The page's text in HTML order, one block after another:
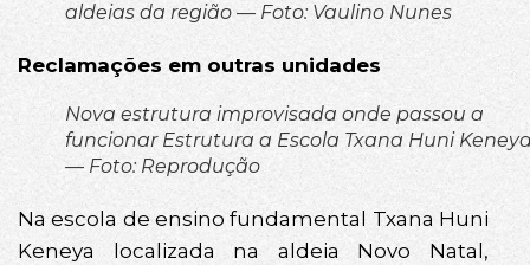
aldeias da região — Foto: Vaulino Nunes
Reclamações em outras unidades
Nova estrutura improvisada onde passou a
funcionar Estrutura a Escola Txana Huni
— Foto: Reprodução
Na escola de ensino fundamental Txana Huni
Keneya localizada na aldeia Novo Natal,